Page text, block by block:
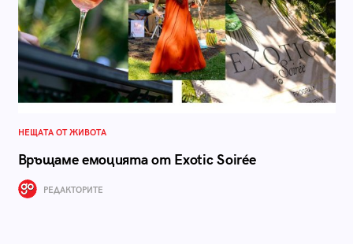
НЕЩАТА ОТ ЖИВОТА
Връщаме емоцията от Exotic Soirée
РЕДАКТОРИТЕ